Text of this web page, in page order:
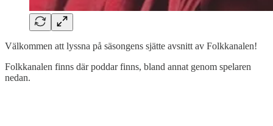
Välkommen att lyssna på säsongens sjätte avsnitt av Folkkanalen!
Folkkanalen finns där poddar finns, bland annat genom spelaren
nedan.